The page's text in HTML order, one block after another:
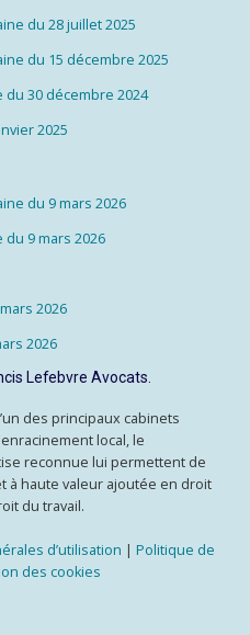
du 28 juillet 2025
du 15 décembre 2025
30 décembre 2024
2025
du 9 mars 2026
9 mars 2026
2026
2026
Lefebvre Avocats.
des principaux cabinets
local, le
reconnue lui permettent de
à haute valeur ajoutée en droit
du travail.
d’utilisation | Politique de
des cookies